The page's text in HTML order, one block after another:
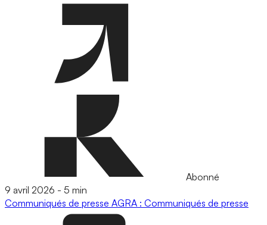
Abonné
9 avril 2026 - 5 min
Communiqués de presse AGRA : Communiqués de presse